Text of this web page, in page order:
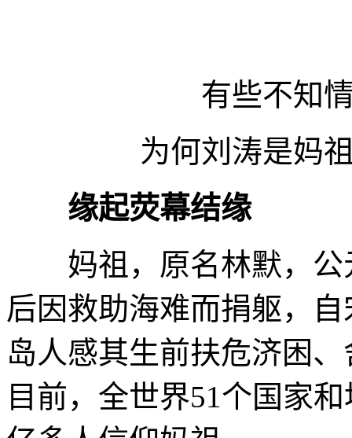
有些不知
为何刘涛是妈
缘起荧幕结缘
妈祖，原名林默，公
后因救助海难而捐躯，
岛人感其生前扶危济困
目前，全世界51个国家